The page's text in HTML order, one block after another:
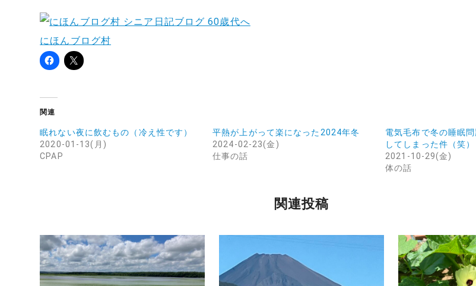
にほんブログ村
関連
眠れない夜に飲むもの（冷え性です）
2020-01-13(月)
CPAP
平熱が上がって楽になった2024年冬
2024-02-23(金)
仕事の話
電気毛布で冬の睡眠
してしまった件（笑）
2021-10-29(金)
体の話
関連投稿